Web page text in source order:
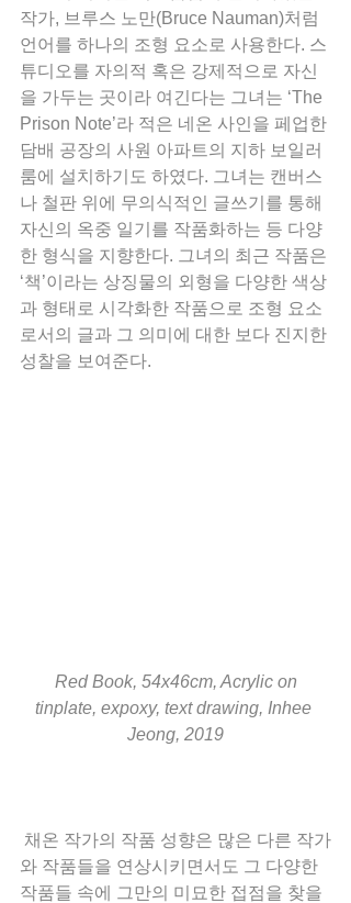
작가, 브루스 노만(Bruce Nauman)처럼
언어를 하나의 조형 요소로 사용한다. 스
튜디오를 자의적 혹은 강제적으로 자신
을 가두는 곳이라 여긴다는 그녀는 ‘The
Prison Note’라 적은 네온 사인을 페업한
담배 공장의 사원 아파트의 지하 보일러
룸에 설치하기도 하였다. 그녀는 캔버스
나 철판 위에 무의식적인 글쓰기를 통해
자신의 옥중 일기를 작품화하는 등 다양
한 형식을 지향한다. 그녀의 최근 작품은
‘책’이라는 상징물의 외형을 다양한 색상
과 형태로 시각화한 작품으로 조형 요소
로서의 글과 그 의미에 대한 보다 진지한
성찰을 보여준다.
tinplate, expoxy, text drawing, Inhee
Jeong, 2019
와 작품들을 연상시키면서도 그 다양한
작품들 속에 그만의 미묘한 접점을 찾을